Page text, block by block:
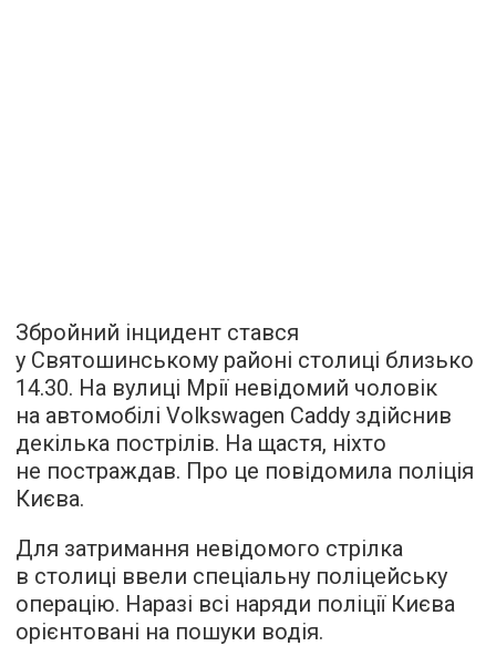
Збройний інцидент стався
у Святошинському районі столиці близько
14.30. На вулиці Мрії невідомий чоловік
на автомобілі Volkswagen Caddy здійснив
декілька пострілів. На щастя, ніхто
не постраждав. Про це повідомила поліція
Києва.
Для затримання невідомого стрілка
в столиці ввели спеціальну поліцейську
операцію. Наразі всі наряди поліції Києва
орієнтовані на пошуки водія.